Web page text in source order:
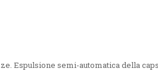
Espulsione semi-automatica della